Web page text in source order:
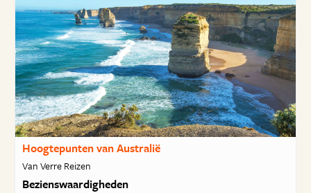
Hoogtepunten van Australië
Van Verre Reizen
Bezienswaardigheden